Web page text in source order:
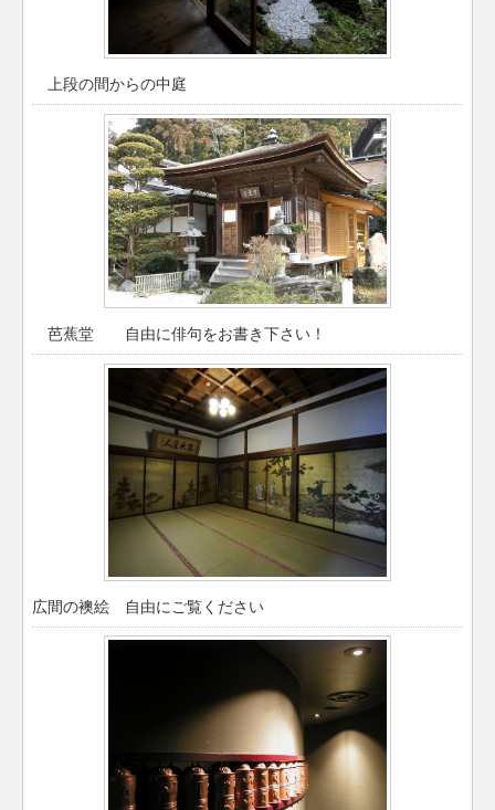
上段の間からの中庭
芭蕉堂 自由に俳句をお書き下さい！
広間の襖絵 自由にご覧ください